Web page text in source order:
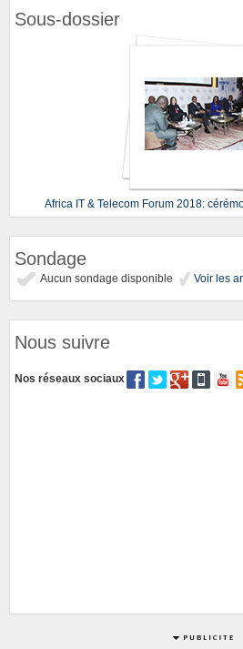
Sous-dossier
Africa IT & Telecom Forum 2018:
Sondage
Aucun sondage disponible Voir les
Nous suivre
Nos réseaux sociaux